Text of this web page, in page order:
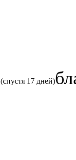
(спустя 17 дней)